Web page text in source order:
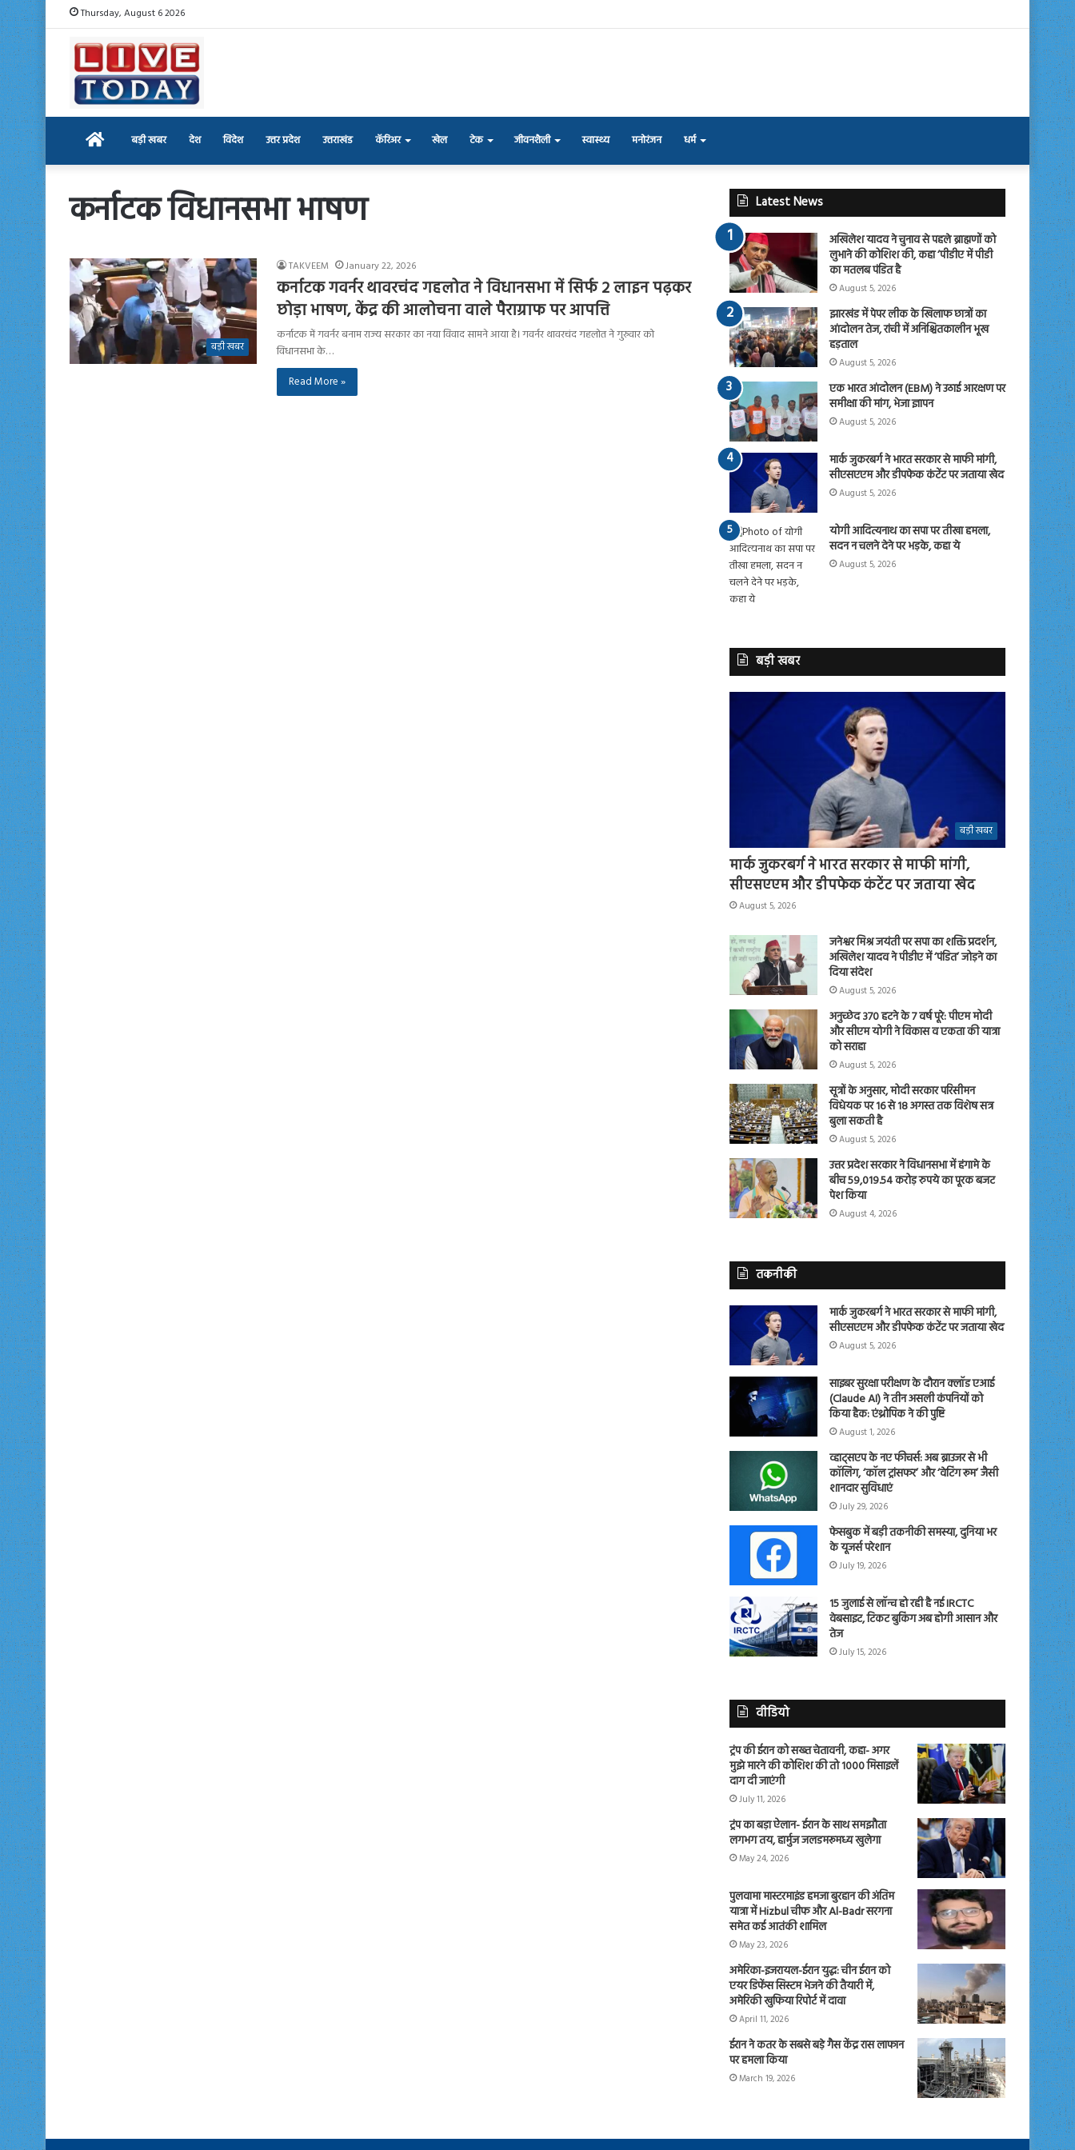
Thursday, August 6 2026
Home बड़ी खबर देश विदेश उत्तर प्रदेश उत्तराखंड कॅरिअर खेल टेक जीवनशैली स्वास्थ्य मनोरंजन धर्म
कर्नाटक विधानसभा भाषण
बड़ी खबर
TAKVEEM January 22, 2026
कर्नाटक गवर्नर थावरचंद गहलोत ने विधानसभा में सिर्फ 2 लाइन पढ़कर
छोड़ा भाषण, केंद्र की आलोचना वाले पैराग्राफ पर आपत्ति
कर्नाटक में गवर्नर बनाम राज्य सरकार का नया विवाद सामने आया है। गवर्नर थावरचंद गहलोत ने गुरुवार को
विधानसभा के…
Read More »
Latest News
अखिलेश यादव ने चुनाव से पहले ब्राह्मणों को
लुभाने की कोशिश की, कहा ‘पीडीए में पीडी
का मतलब पंडित है
August 5, 2026
झारखंड में पेपर लीक के खिलाफ छात्रों का
आंदोलन तेज, रांची में अनिश्चितकालीन भूख
हड़ताल
August 5, 2026
एक भारत आंदोलन (EBM) ने उठाई आरक्षण पर
समीक्षा की मांग, भेजा ज्ञापन
August 5, 2026
मार्क जुकरबर्ग ने भारत सरकार से माफी मांगी,
सीएसएएम और डीपफेक कंटेंट पर जताया खेद
August 5, 2026
योगी आदित्यनाथ का सपा पर तीखा हमला,
सदन न चलने देने पर भड़के, कहा ये
August 5, 2026
बड़ी खबर
बड़ी खबर
मार्क जुकरबर्ग ने भारत सरकार से माफी मांगी,
सीएसएएम और डीपफेक कंटेंट पर जताया खेद
August 5, 2026
जनेश्वर मिश्र जयंती पर सपा का शक्ति प्रदर्शन,
अखिलेश यादव ने पीडीए में ‘पंडित’ जोड़ने का
दिया संदेश
August 5, 2026
अनुच्छेद 370 हटने के 7 वर्ष पूरे: पीएम मोदी
और सीएम योगी ने विकास व एकता की यात्रा
को सराहा
August 5, 2026
सूत्रों के अनुसार, मोदी सरकार परिसीमन
विधेयक पर 16 से 18 अगस्त तक विशेष सत्र
बुला सकती है
August 5, 2026
उत्तर प्रदेश सरकार ने विधानसभा में हंगामे के
बीच 59,019.54 करोड़ रुपये का पूरक बजट
पेश किया
August 4, 2026
तकनीकी
मार्क जुकरबर्ग ने भारत सरकार से माफी मांगी,
सीएसएएम और डीपफेक कंटेंट पर जताया खेद
August 5, 2026
साइबर सुरक्षा परीक्षण के दौरान क्लॉड एआई
(Claude AI) ने तीन असली कंपनियों को
किया हैक: एंथ्रोपिक ने की पुष्टि
August 1, 2026
व्हाट्सएप के नए फीचर्स: अब ब्राउजर से भी
कॉलिंग, ‘कॉल ट्रांसफर’ और ‘वेटिंग रूम’ जैसी
शानदार सुविधाएं
July 29, 2026
फेसबुक में बड़ी तकनीकी समस्या, दुनिया भर
के यूजर्स परेशान
July 19, 2026
15 जुलाई से लॉन्च हो रही है नई IRCTC
वेबसाइट, टिकट बुकिंग अब होगी आसान और
तेज
July 15, 2026
वीडियो
ट्रंप की ईरान को सख्त चेतावनी, कहा- अगर
मुझे मारने की कोशिश की तो 1000 मिसाइलें
दाग दी जाएंगी
July 11, 2026
ट्रंप का बड़ा ऐलान- ईरान के साथ समझौता
लगभग तय, हार्मुज जलडमरूमध्य खुलेगा
May 24, 2026
पुलवामा मास्टरमाइंड हमजा बुरहान की अंतिम
यात्रा में Hizbul चीफ और Al-Badr सरगना
समेत कई आतंकी शामिल
May 23, 2026
अमेरिका-इजरायल-ईरान युद्ध: चीन ईरान को
एयर डिफेंस सिस्टम भेजने की तैयारी में,
अमेरिकी खुफिया रिपोर्ट में दावा
April 11, 2026
ईरान ने कतर के सबसे बड़े गैस केंद्र रास लाफान
पर हमला किया
March 19, 2026